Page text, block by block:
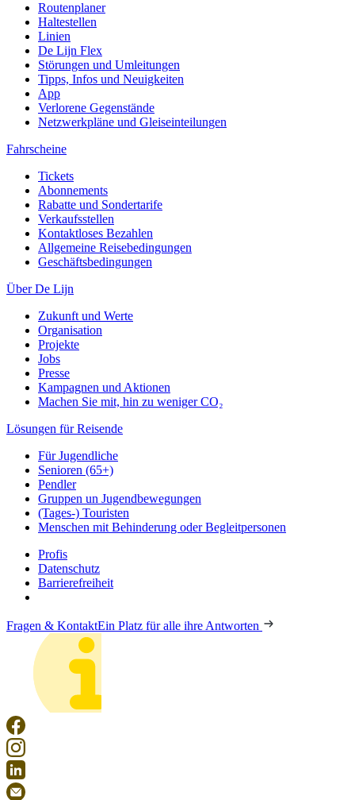
Routenplaner
Haltestellen
Linien
De Lijn Flex
Störungen und Umleitungen
Tipps, Infos und Neuigkeiten
App
Verlorene Gegenstände
Netzwerkpläne und Gleiseinteilungen
Fahrscheine
Tickets
Abonnements
Rabatte und Sondertarife
Verkaufsstellen
Kontaktloses Bezahlen
Allgemeine Reisebedingungen
Geschäftsbedingungen
Über De Lijn
Zukunft und Werte
Organisation
Projekte
Jobs
Presse
Kampagnen und Aktionen
Machen Sie mit, hin zu weniger CO₂
Lösungen für Reisende
Für Jugendliche
Senioren (65+)
Pendler
Gruppen un Jugendbewegungen
(Tages-) Touristen
Menschen mit Behinderung oder Begleitpersonen
Profis
Datenschutz
Barrierefreiheit
Fragen & KontaktEin Platz für alle ihre Antworten